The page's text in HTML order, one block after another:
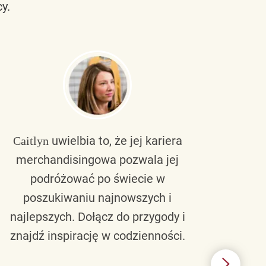
Caitlynuwielbia to, że jej kariera
merchandisingowa pozwala jej
podróżować po świecie w
poszukiwaniu najnowszych i
najlepszych. Dołącz do przygody i
znajdź inspirację w codzienności.